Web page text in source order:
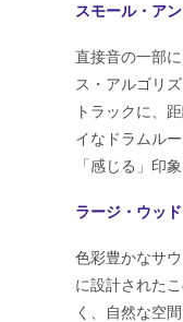
スモール・ア
直接音の一部
ス・アルゴリ
トラックに、
イなドラムル
「感じる」印
ラージ・ウッ
色彩豊かなサ
に設計された
く、自然な空